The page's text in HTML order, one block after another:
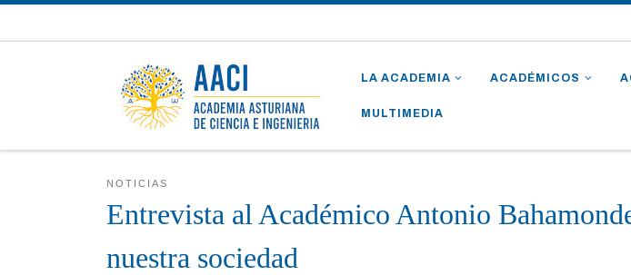
LA ACADEMIA ACADÉMICOS
MULTIMEDIA
NOTICIAS
Entrevista al Académico Antonio
nuestra sociedad